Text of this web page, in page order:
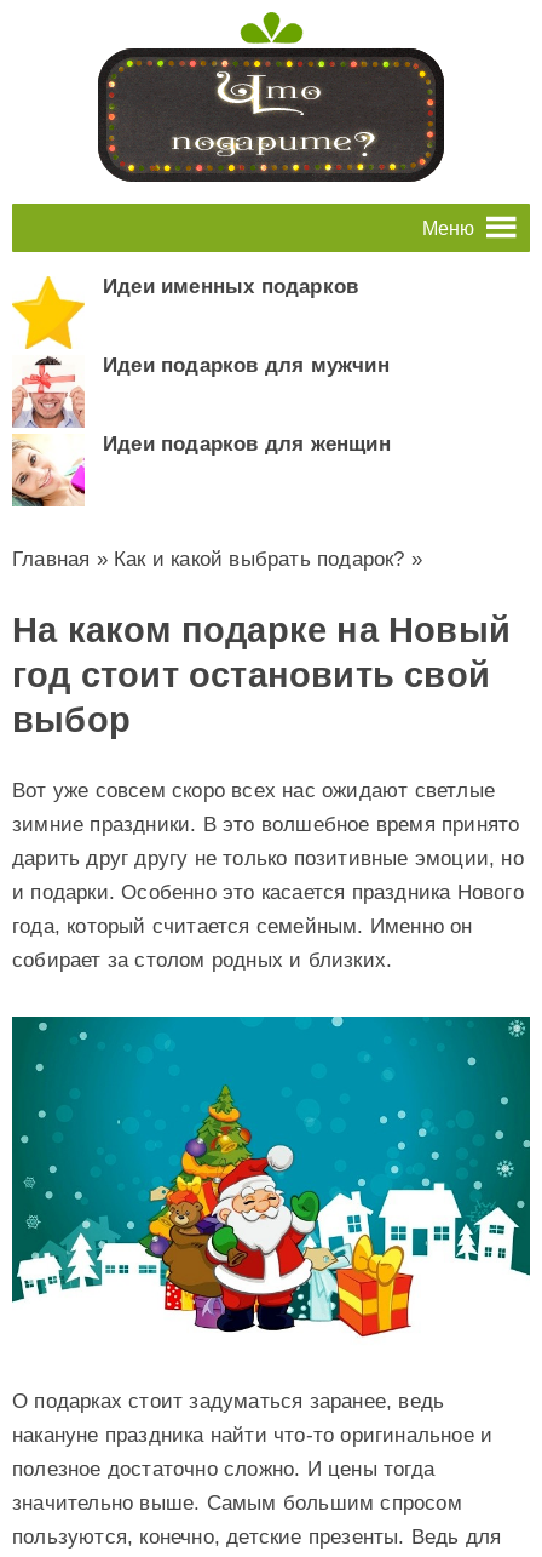
Меню
Идеи именных подарков
Идеи подарков для мужчин
Идеи подарков для женщин
Главная » Как и какой выбрать подарок? »
На каком подарке на Новый
год стоит остановить свой
выбор
Вот уже совсем скоро всех нас ожидают светлые
зимние праздники. В это волшебное время принято
дарить друг другу не только позитивные эмоции, но
и подарки. Особенно это касается праздника Нового
года, который считается семейным. Именно он
собирает за столом родных и близких.
О подарках стоит задуматься заранее, ведь
накануне праздника найти что-то оригинальное и
полезное достаточно сложно. И цены тогда
значительно выше. Самым большим спросом
пользуются, конечно, детские презенты. Ведь для